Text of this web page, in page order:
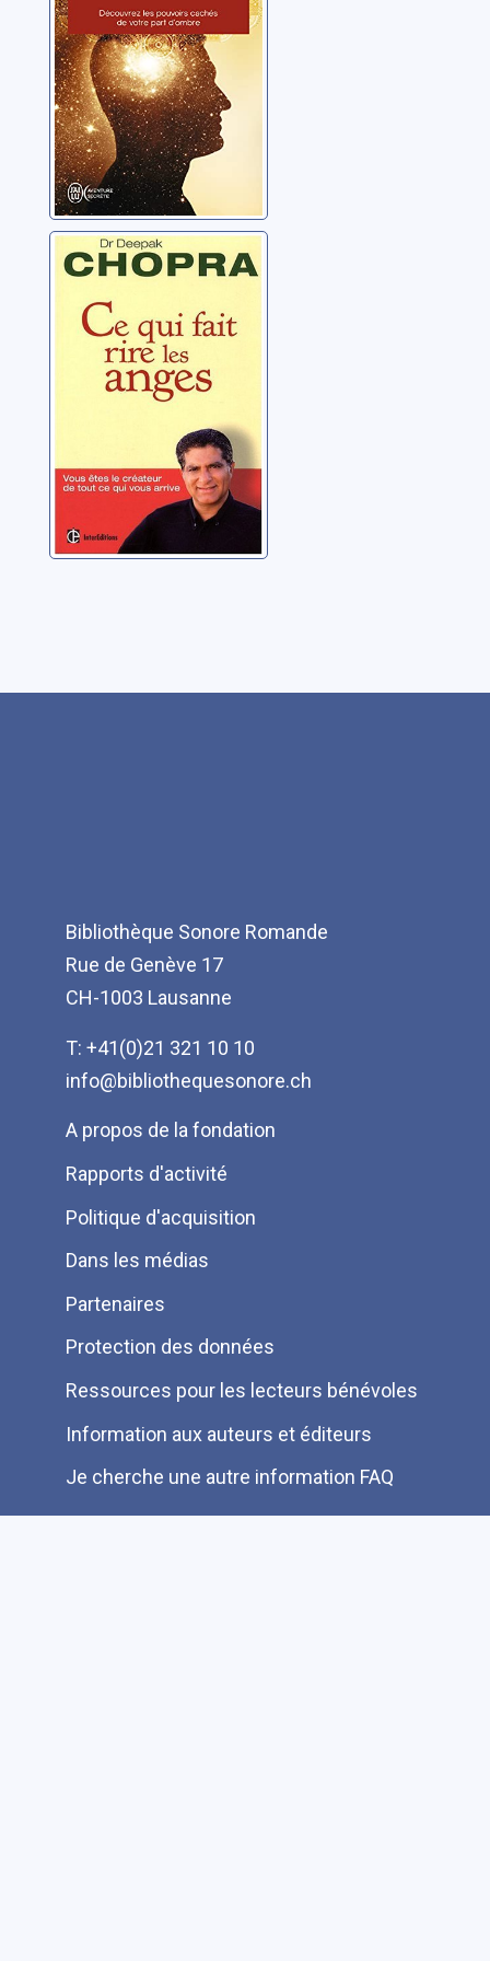
de votre part
d'ombre
Chopra, Deepak
Ce qui fait rire
les anges: [vous
êtes le créateur
de ce qui vous
arrive]
Deepak, Chopra
Bibliothèque Sonore Romande
Rue de Genève 17
CH-1003 Lausanne
T: +41(0)21 321 10 10
info@bibliothequesonore.ch
Menu
Pied
de
page
A propos de la fondation
Rapports d'activité
Politique d'acquisition
Dans les médias
Partenaires
Protection des données
Ressources pour les lecteurs bénévoles
Information aux auteurs et éditeurs
Je cherche une autre information FAQ